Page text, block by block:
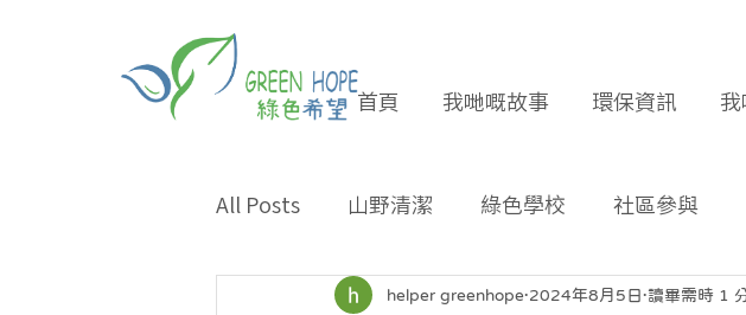
首頁 我哋嘅故事 環保資訊
All Posts 山野清潔 綠色學校 社區參與
專題報導 合作夥伴 社區報 環保新聞
helper greenhope 2024年8月5日 讀畢需時 1